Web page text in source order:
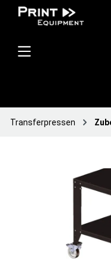
Transferpressen